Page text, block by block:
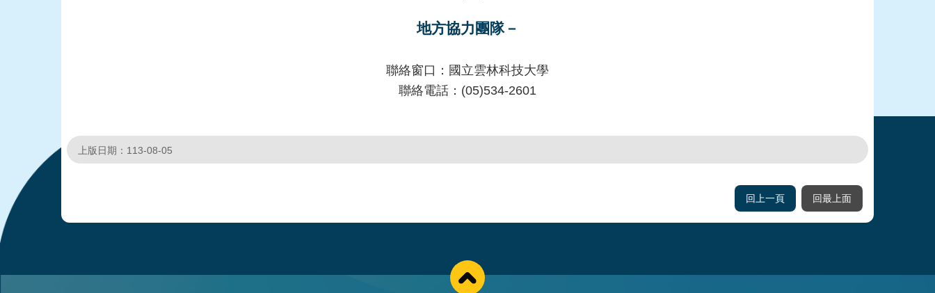
地方協力團隊－
聯絡窗口：國立雲林科技大學
聯絡電話：(05)534-2601
上版日期：113-08-05
回上一頁 回最上面